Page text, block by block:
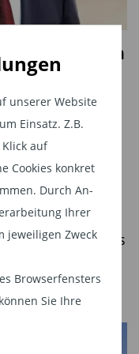
unserer Website
Einsatz. Z.B.
auf
Cookies konkret
Durch An-
Ihrer
jeweiligen Zweck
Browserfensters
Sie Ihre
Abschlägen
Hope,
bei GSAM. „Sie
Liquidität zu
neue
ist das
Anleger an
feste Laufzeit,
der
oder
neuen
Angebot für
Der neue
2 investiert
bereits